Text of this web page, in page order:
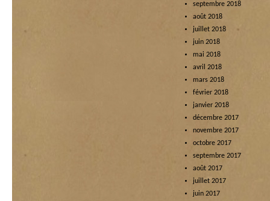
septembre 2018
août 2018
juillet 2018
juin 2018
mai 2018
avril 2018
mars 2018
février 2018
janvier 2018
décembre 2017
novembre 2017
octobre 2017
septembre 2017
août 2017
juillet 2017
juin 2017